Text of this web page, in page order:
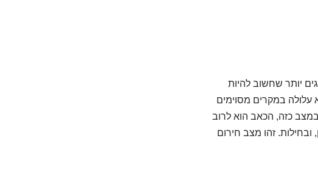
יותר שחשוב להיות
עלולה במקרים מסוימים
כזה, הכאב הוא לרוב
ובחילות. זהו מצב חירום